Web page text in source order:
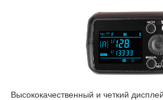
Высококачественный и четкий